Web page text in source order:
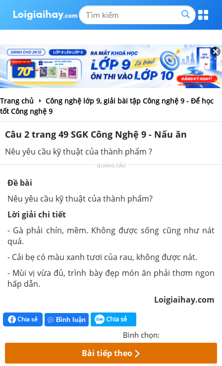
Trang chủ
Công nghệ lớp 9, giải bài tập Công nghệ 9 - Để học
tốt Công nghệ 9
Câu 2 trang 49 SGK Công Nghệ 9 - Nấu ăn
Nêu yêu cầu kỹ thuật của thành phẩm ?
QUẢNG CÁO
Đề bài
Nêu yêu cầu kỹ thuật của thành phẩm?
Lời giải chi tiết
- Gà phải chín, mềm. Không được sống cũng như nát
quá.
- Cải bẹ có màu xanh tươi của rau, không được nát.
- Mùi vị vừa đủ, trình bày đẹp món ăn phải thơm ngon
hấp dẫn.
Loigiaihay.com
Chia sẻ Bình luận Chia sẻ
Bình chọn:
Bài tiếp theo